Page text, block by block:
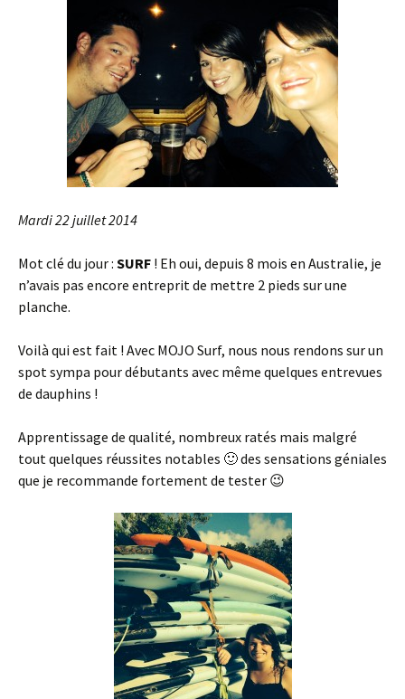
Mardi 22 juillet 2014
Mot clé du jour : SURF ! Eh oui, depuis 8 mois en Australie, je
n’avais pas encore entreprit de mettre 2 pieds sur une
planche.
Voilà qui est fait ! Avec MOJO Surf, nous nous rendons sur un
spot sympa pour débutants avec même quelques entrevues
de dauphins !
Apprentissage de qualité, nombreux ratés mais malgré
tout quelques réussites notables 🙂 des sensations géniales
que je recommande fortement de tester 😉